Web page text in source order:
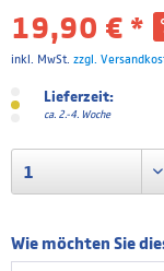
19,90 € *
inkl. MwSt. zzgl.
Lieferzeit:
ca. 2.-4. Woche
Wie möchten Sie